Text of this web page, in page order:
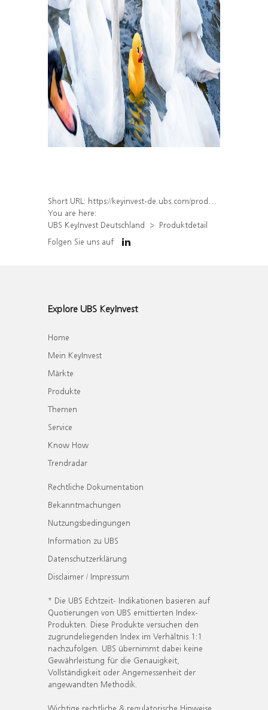
Short URL: https://keyinvest-de.ubs.com/produkt/detail/index/isin/DE000WA8AA09
You are here:
UBS KeyInvest Deutschland
Produktdetail
Folgen Sie uns auf
Explore UBS KeyInvest
Home
Mein KeyInvest
Märkte
Produkte
Themen
Service
Know How
Trendradar
Rechtliche Dokumentation
Bekanntmachungen
Nutzungsbedingungen
Information zu UBS
Datenschutzerklärung
Disclaimer / Impressum
* Die UBS Echtzeit- Indikationen basieren auf
Quotierungen von UBS emittierten Index-
Produkten. Diese Produkte versuchen den
zugrundeliegenden Index im Verhältnis 1:1
nachzufolgen. UBS übernimmt dabei keine
Gewährleistung für die Genauigkeit,
Vollständigkeit oder Angemessenheit der
angewandten Methodik.